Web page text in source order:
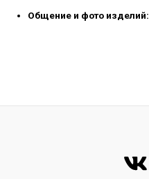
Общение и фото изделий: